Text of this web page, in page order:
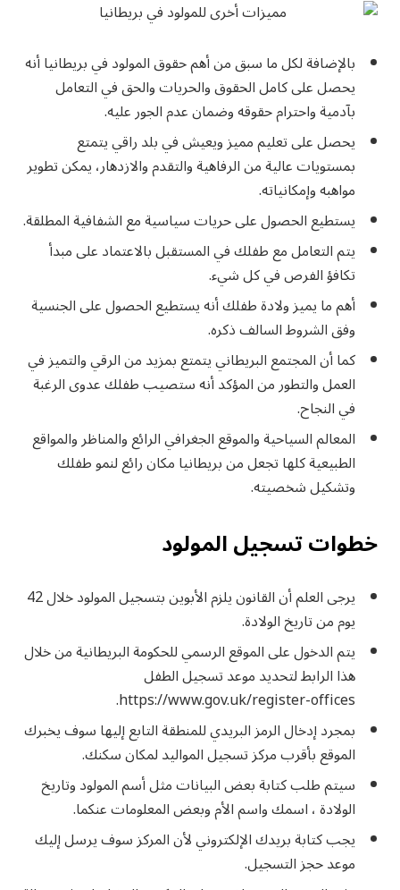
بالإضافة لكل ما سبق من أهم حقوق المولود في بريطانيا أنه
يحصل على كامل الحقوق والحريات والحق في التعامل
بآدمية واحترام حقوقه وضمان عدم الجور عليه.
يحصل على تعليم مميز ويعيش في بلد راقي يتمتع
بمستويات عالية من الرفاهية والتقدم والازدهار، يمكن تطوير
مواهبه وإمكانياته.
يستطيع الحصول على حريات سياسية مع الشفافية المطلقة.
يتم التعامل مع طفلك في المستقبل بالاعتماد على مبدأ
تكافؤ الفرص في كل شيء.
أهم ما يميز ولادة طفلك أنه يستطيع الحصول على الجنسية
وفق الشروط السالف ذكره.
كما أن المجتمع البريطاني يتمتع بمزيد من الرقي والتميز في
العمل والتطور من المؤكد أنه ستصيب طفلك عدوى الرغبة
في النجاح.
المعالم السياحية والموقع الجغرافي الرائع والمناظر والمواقع
الطبيعية كلها تجعل من بريطانيا مكان رائع لنمو طفلك
وتشكيل شخصيته.
خطوات تسجيل المولود
يرجى العلم أن القانون يلزم الأبوين بتسجيل المولود خلال 42
يوم من تاريخ الولادة.
يتم الدخول على الموقع الرسمي للحكومة البريطانية من خلال
هذا الرابط لتحديد موعد تسجيل الطفل
https://www.gov.uk/register-offices.
بمجرد إدخال الرمز البريدي للمنطقة التابع إليها سوف يخبرك
الموقع بأقرب مركز تسجيل المواليد لمكان سكنك.
سيتم طلب كتابة بعض البيانات مثل أسم المولود وتاريخ
الولادة ، اسمك واسم الأم وبعض المعلومات عنكما.
يجب كتابة بريدك الإلكتروني لأن المركز سوف يرسل إليك
موعد حجز التسجيل.